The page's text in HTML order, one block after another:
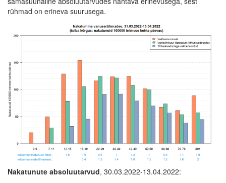
rühmad on erineva suurusega.
Nakatunute absoluutarvud, 30.03.2022-13.04.2022: